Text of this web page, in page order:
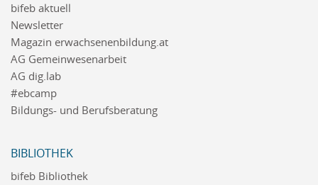
bifeb aktuell
Newsletter
Magazin erwachsenenbildung.at
AG Gemeinwesenarbeit
AG dig.lab
#ebcamp
Bildungs- und Berufsberatung
BIBLIOTHEK
bifeb Bibliothek